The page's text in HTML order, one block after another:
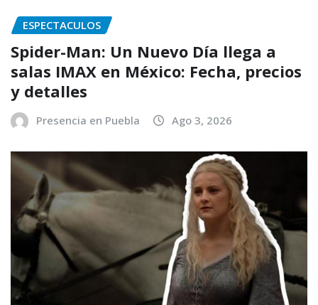
ESPECTACULOS
Spider-Man: Un Nuevo Día llega a
salas IMAX en México: Fecha, precios
y detalles
Presencia en Puebla Ago 3, 2026